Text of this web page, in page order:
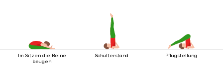
Im Sitzen die Beine
beugen
Schulterstand Pflugstellung